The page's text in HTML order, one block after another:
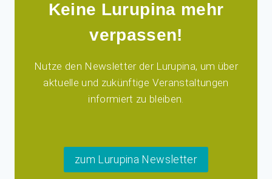
Keine Lurupina mehr
verpassen!
Nutze den Newsletter der Lurupina, um über
aktuelle und zukünftige Veranstaltungen
informiert zu bleiben.
zum Lurupina Newsletter